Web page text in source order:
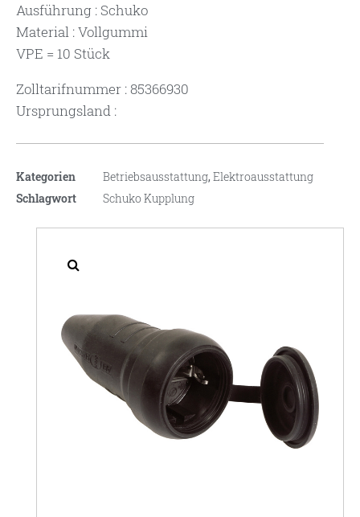
Ausführung : Schuko
Material : Vollgummi
VPE = 10 Stück
Zolltarifnummer : 85366930
Ursprungsland :
Kategorien Betriebsausstattung,Elektroausstattung
Schlagwort
Schuko Kupplung